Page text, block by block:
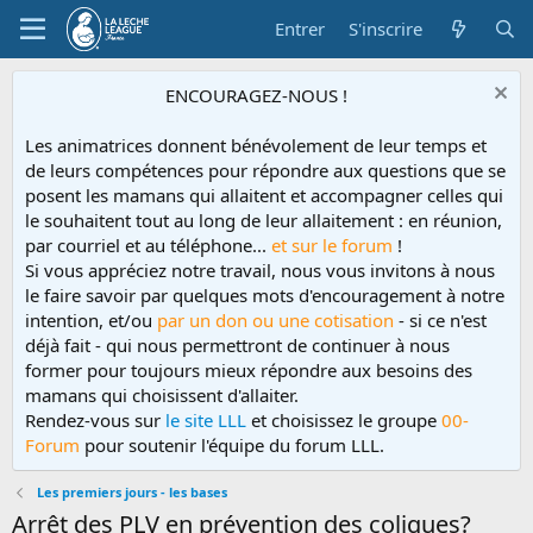
Entrer S'inscrire
ENCOURAGEZ-NOUS !
Les animatrices donnent bénévolement de leur temps et
de leurs compétences pour répondre aux questions que se
posent les mamans qui allaitent et accompagner celles qui
le souhaitent tout au long de leur allaitement : en réunion,
par courriel et au téléphone... et sur le forum !
Si vous appréciez notre travail, nous vous invitons à nous
le faire savoir par quelques mots d'encouragement à notre
intention, et/ou par un don ou une cotisation - si ce n'est
déjà fait - qui nous permettront de continuer à nous
former pour toujours mieux répondre aux besoins des
mamans qui choisissent d'allaiter.
Rendez-vous sur le site LLL et choisissez le groupe 00-
Forum pour soutenir l'équipe du forum LLL.
Les premiers jours - les bases
Arrêt des PLV en prévention des coliques?